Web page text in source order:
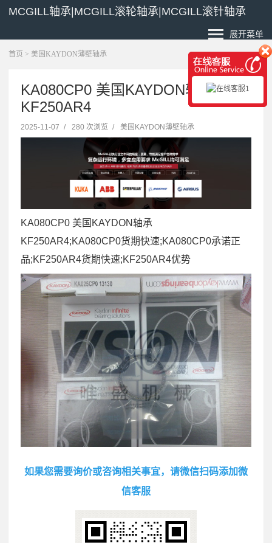
MCGILL轴承|MCGILL滚轮轴承|MCGILL滚针轴承
展开菜单
首页 > 美国KAYDON薄壁轴承
KA080CP0 美国KAYDON轴承
KF250AR4
2025-11-07 / 280 次浏览 / 美国KAYDON薄壁轴承
KA080CP0 美国KAYDON轴承
KF250AR4;KA080CP0货期快速;KA080CP0承诺正
品;KF250AR4货期快速;KF250AR4优势
如果您需要询价或咨询相关事宜，请微信扫码添加微
信客服